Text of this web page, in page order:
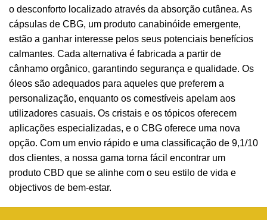
o desconforto localizado através da absorção cutânea. As
cápsulas de CBG, um produto canabinóide emergente,
estão a ganhar interesse pelos seus potenciais benefícios
calmantes. Cada alternativa é fabricada a partir de
cânhamo orgânico, garantindo segurança e qualidade. Os
óleos são adequados para aqueles que preferem a
personalização, enquanto os comestíveis apelam aos
utilizadores casuais. Os cristais e os tópicos oferecem
aplicações especializadas, e o CBG oferece uma nova
opção. Com um envio rápido e uma classificação de 9,1/10
dos clientes, a nossa gama torna fácil encontrar um
produto CBD que se alinhe com o seu estilo de vida e
objectivos de bem-estar.